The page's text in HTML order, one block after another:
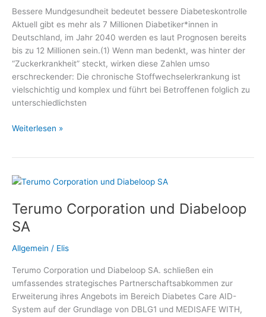
und
Diätetik
e.
V.
Bessere Mundgesundheit bedeutet bessere Diabeteskontrolle
Aktuell gibt es mehr als 7 Millionen Diabetiker*innen in
Deutschland, im Jahr 2040 werden es laut Prognosen bereits
bis zu 12 Millionen sein.(1) Wenn man bedenkt, was hinter der
“Zuckerkrankheit” steckt, wirken diese Zahlen umso
erschreckender: Die chronische Stoffwechselerkrankung ist
vielschichtig und komplex und führt bei Betroffenen folglich zu
unterschiedlichsten
Spezielle
–
und
Gesundheit,
Fachmediziner
und
Weiterlesen »
Terumo Corporation und Diabeloop
SA
Allgemein / Elis
Terumo Corporation und Diabeloop SA. schließen ein
umfassendes strategisches Partnerschaftsabkommen zur
Erweiterung ihres Angebots im Bereich Diabetes Care AID-
System auf der Grundlage von DBLG1 und MEDISAFE WITH,